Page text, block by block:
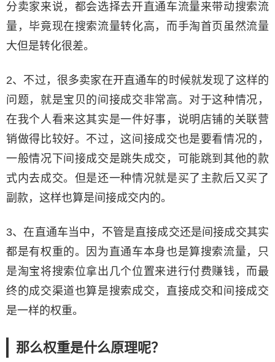
分卖家来说，都会选择去开直通车流量来带动搜索流
量，毕竟现在搜索流量转化高，而手淘首页虽然流量
大但是转化很差。
2、不过，很多卖家在开直通车的时候就发现了这样的
问题，就是宝贝的间接成交非常高。对于这种情况，
在我个人看来这其实是一件好事，说明店铺的关联营
销做得比较好。不过，这间接成交也是要看情况的，
一般情况下间接成交是跳失成交，可能跳到其他的款
式内去成交。但是还一种情况就是买了主款后又买了
副款，这样也算是间接成交内的。
3、在直通车当中，不管是直接成交还是间接成交其实
都是有权重的。因为直通车本身也是算搜索流量，只
是淘宝将搜索位拿出几个位置来进行付费赚钱，而最
终的成交渠道也算是搜索成交，直接成交和间接成交
是一样的权重。
那么权重是什么原理呢？